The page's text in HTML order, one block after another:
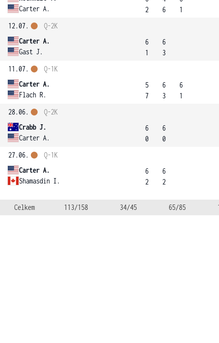
Carter A.
2
6
1
12.07.
Carter A.
Gast J.
Q-2K
6
1
6
3
11.07.
Carter A.
Flach R.
Q-1K
5
7
6
3
6
1
28.06.
Crabb J.
Carter A.
Q-2K
6
0
6
0
27.06.
Carter A.
Shamasdin I.
Q-1K
6
2
6
2
Celkem 113/158 34/45 65/85